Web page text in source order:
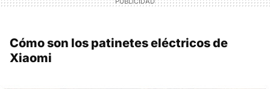
Cómo son los patinetes eléctricos de
Xiaomi